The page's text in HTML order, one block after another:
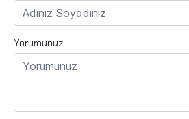
Yorumunuz